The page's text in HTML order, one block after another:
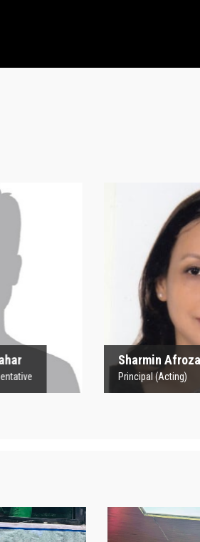
Sharmin Afroza
Principal (Acting)
Sharmin
Principal (Acting)